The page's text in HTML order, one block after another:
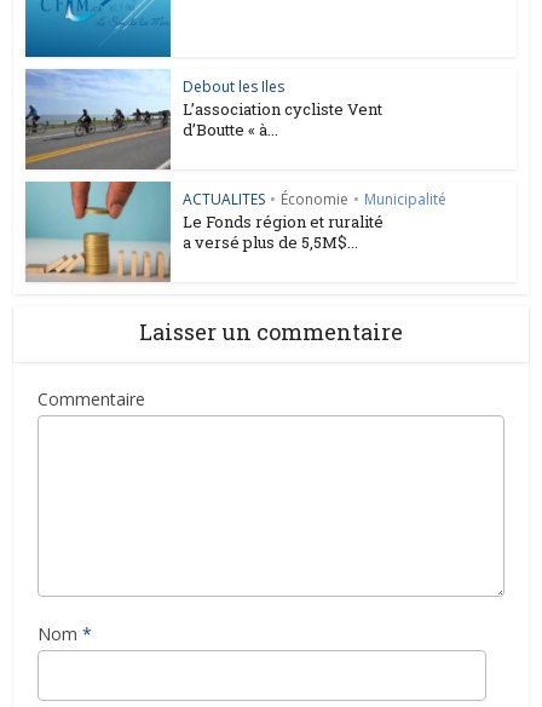
Debout les Iles
L’association cycliste Vent
d’Boutte « à...
ACTUALITES • Économie • Municipalité
Le Fonds région et ruralité
a versé plus de 5,5M$...
Laisser un commentaire
Commentaire
Nom *